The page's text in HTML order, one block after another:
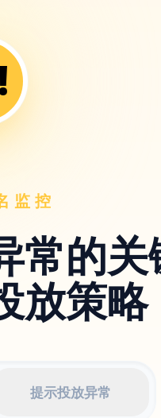
监控
常的关
放策略
提示投放异常